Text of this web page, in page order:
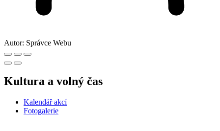
Autor: Správce Webu
Kultura a volný čas
Kalendář akcí
Fotogalerie